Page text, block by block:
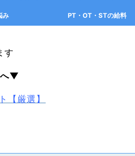
み PT・OT・STの給料
す
へ▼
【厳選】